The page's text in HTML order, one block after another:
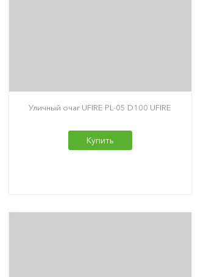
Уличный очаг UFIRE PL-05 D100 UFIRE
Купить